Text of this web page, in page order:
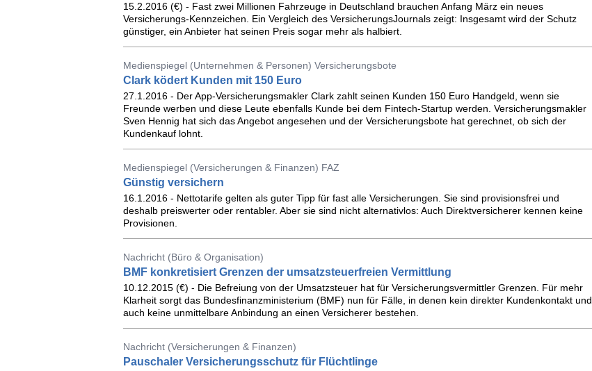
15.2.2016 (€) - Fast zwei Millionen Fahrzeuge in Deutschland brauchen Anfang März ein neues
Versicherungs-Kennzeichen. Ein Vergleich des VersicherungsJournals zeigt: Insgesamt wird der Schutz
günstiger, ein Anbieter hat seinen Preis sogar mehr als halbiert.
Medienspiegel (Unternehmen & Personen) Versicherungsbote
Clark ködert Kunden mit 150 Euro
27.1.2016 - Der App-Versicherungsmakler Clark zahlt seinen Kunden 150 Euro Handgeld, wenn sie
Freunde werben und diese Leute ebenfalls Kunde bei dem Fintech-Startup werden. Versicherungsmakler
Sven Hennig hat sich das Angebot angesehen und der Versicherungsbote hat gerechnet, ob sich der
Kundenkauf lohnt.
Medienspiegel (Versicherungen & Finanzen) FAZ
Günstig versichern
16.1.2016 - Nettotarife gelten als guter Tipp für fast alle Versicherungen. Sie sind provisionsfrei und
deshalb preiswerter oder rentabler. Aber sie sind nicht alternativlos: Auch Direktversicherer kennen keine
Provisionen.
Nachricht (Büro & Organisation)
BMF konkretisiert Grenzen der umsatzsteuerfreien Vermittlung
10.12.2015 (€) - Die Befreiung von der Umsatzsteuer hat für Versicherungsvermittler Grenzen. Für mehr
Klarheit sorgt das Bundesfinanzministerium (BMF) nun für Fälle, in denen kein direkter Kundenkontakt und
auch keine unmittelbare Anbindung an einen Versicherer bestehen.
Nachricht (Versicherungen & Finanzen)
Pauschaler Versicherungsschutz für Flüchtlinge